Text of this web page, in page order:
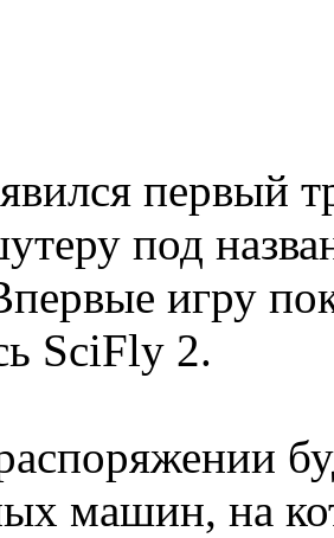
первый
под
игру
SciFly 2.
машин, на